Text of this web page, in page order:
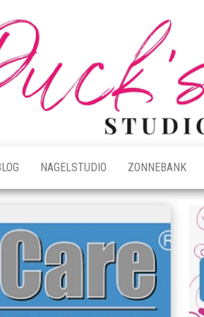
NAGELSTUDIO ZONNEBANK